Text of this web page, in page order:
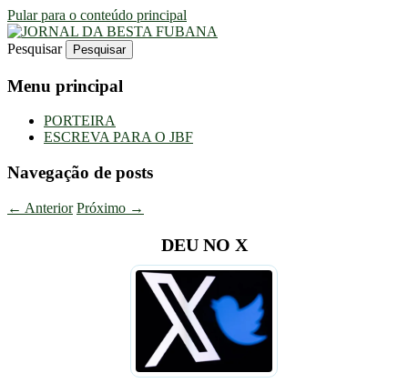
Pular para o conteúdo principal
JORNAL DA BESTA FUBANA
Uma Gazeta Escrota
Pesquisar
Menu principal
PORTEIRA
ESCREVA PARA O JBF
Navegação de posts
← Anterior Próximo →
DEU NO X